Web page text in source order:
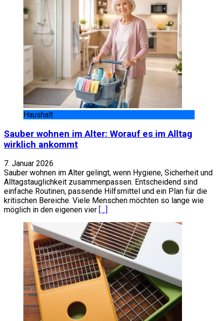
Haushalt
Sauber wohnen im Alter: Worauf es im Alltag
wirklich ankommt
7. Januar 2026
Sauber wohnen im Alter gelingt, wenn Hygiene, Sicherheit und
Alltagstauglichkeit zusammenpassen. Entscheidend sind
einfache Routinen, passende Hilfsmittel und ein Plan für die
kritischen Bereiche. Viele Menschen möchten so lange wie
möglich in den eigenen vier […]